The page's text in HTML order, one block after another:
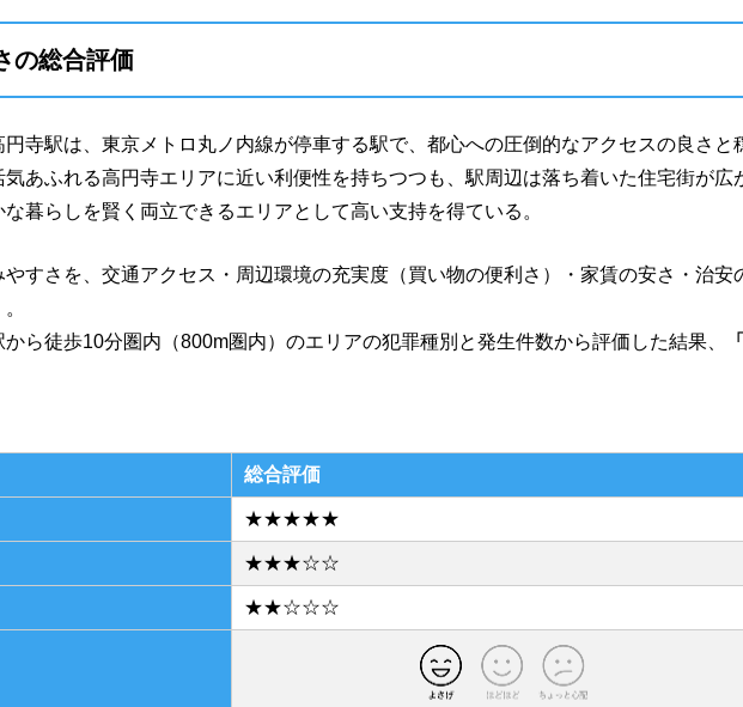
の総合評価
寺駅は、東京メトロ丸ノ内線が停車する駅で、都心への圧倒的なアクセスの良さと
あふれる高円寺エリアに近い利便性を持ちつつも、駅周辺は落ち着いた住宅街が広
暮らしを賢く両立できるエリアとして高い支持を得ている。
すさを、交通アクセス・周辺環境の充実度（買い物の便利さ）・家賃の安さ・治安
ら徒歩10分圏内（800m圏内）のエリアの犯罪種別と発生件数から評価した結果、
総合評価
★★★★★
★★★☆☆
★★☆☆☆